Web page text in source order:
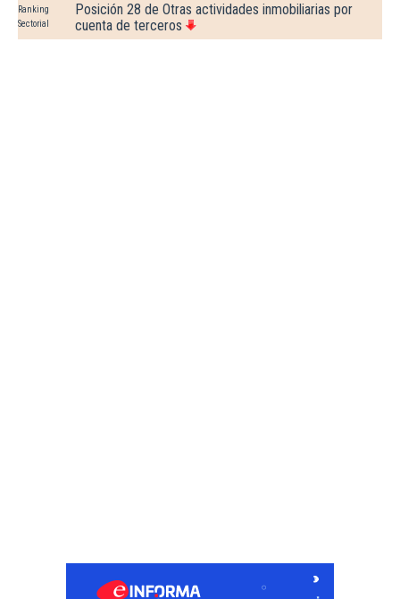
Ranking
Sectorial
Posición 28 de Otras actividades inmobiliarias por
cuenta de terceros